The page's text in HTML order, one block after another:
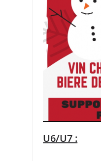
U6/U7 :